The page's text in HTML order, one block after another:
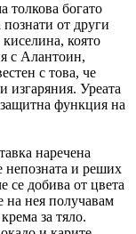
толкова богато
от други
която
с Алантоин,
с това, че
изгаряния. Уреата
защитна функция на
наречена
непозната и реших
се добива от цвета
на нея получавам
за тяло.